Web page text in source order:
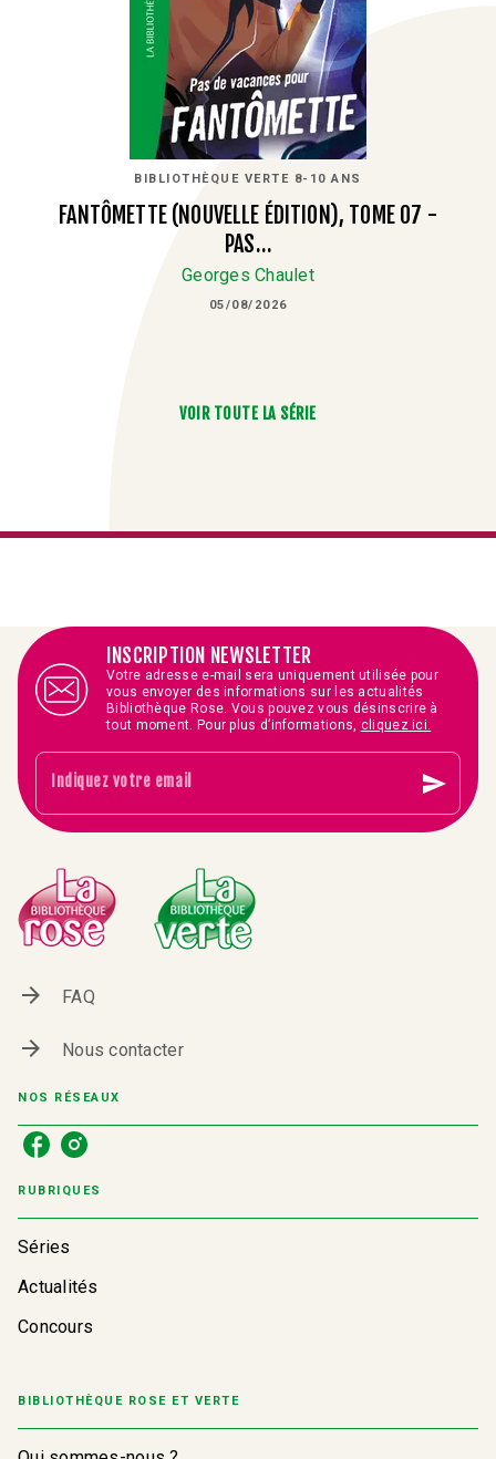
BIBLIOTHÈQUE VERTE 8-10 ANS
FANTÔMETTE (NOUVELLE ÉDITION), TOME 07 -
PAS…
Georges Chaulet
05/08/2026
VOIR TOUTE LA SÉRIE
INSCRIPTION NEWSLETTER
Votre adresse e-mail sera uniquement utilisée pour
vous envoyer des informations sur les actualités
Bibliothèque Rose. Vous pouvez vous désinscrire à
tout moment. Pour plus d’informations, cliquez ici.
Indiquez votre email send
arrow_forward FAQ
arrow_forward Nous contacter
NOS RÉSEAUX
RUBRIQUES
Séries
Actualités
Concours
BIBLIOTHÈQUE ROSE ET VERTE